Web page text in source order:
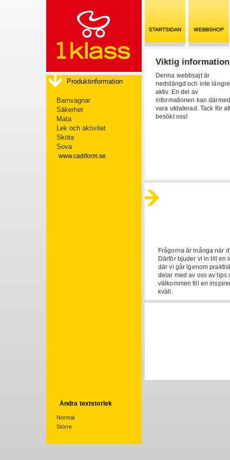
Produktinformation
Barnvagnar
Säkerhet
Mata
Lek och aktivitet
Sköta
Sova
www.cadiform.se
Ändra textstorlek
Normal
Större
Viktig information
Denna webbsajt är
nedstängd och inte längre
aktiv. En del av
informationen kan därmed
vara utdaterad. Tack för
besökt oss!
Frågorna är många när
Därför bjuder vi in till en
där vi går igenom
delar med av oss av tips
välkommen till en
kväll.